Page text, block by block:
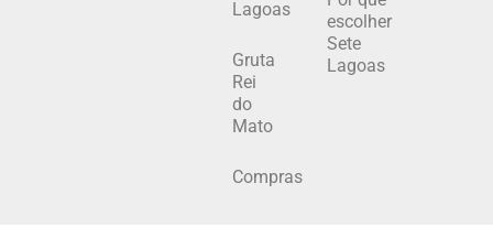
Lagoas
Gruta
Rei
do
Mato
Compras
escolher
Sete
Lagoas